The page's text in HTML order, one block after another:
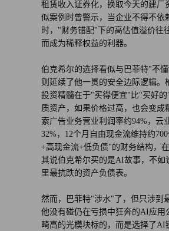
租赁收入证券化，换取今天的建厂
似案例时曾警示，当企业不得不依
时，"财务错配"下的高估值溢价往
而成为稀释权益的利器。
伯克希尔的选择看似与巴菲特"不
则延续了他一贯的安全边际逻辑。
投资精髓在于"买得便宜"比"买好
质资产，如果价格过高，也会变成
索广告业务营业利润率约94%，云
32%，12个月自由现金流维持约
+高现金流+低负债"的财务结构，
其说伯克希尔买的是AI故事，不如
里最抗跌的资产负债表。
然而，巴菲特"涉水"了，但只涉到
他没有碰仍在亏损中狂奔的AI应用
畸高的光模块标的，而是选择了AI